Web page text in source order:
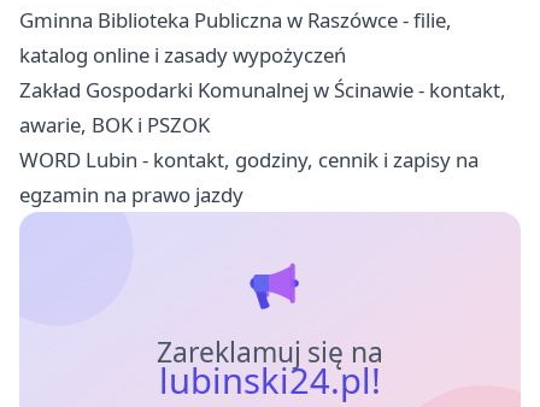
Gminna Biblioteka Publiczna w Raszówce - filie,
katalog online i zasady wypożyczeń
Zakład Gospodarki Komunalnej w Ścinawie - kontakt,
awarie, BOK i PSZOK
WORD Lubin - kontakt, godziny, cennik i zapisy na
egzamin na prawo jazdy
Zareklamuj się na
lubinski24.pl!